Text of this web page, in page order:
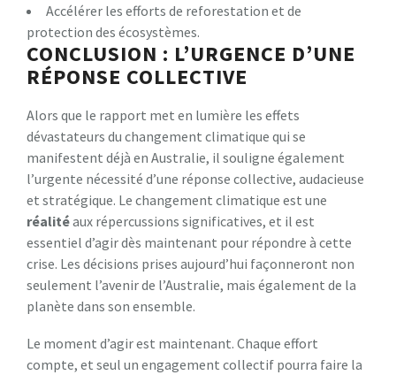
Accélérer les efforts de reforestation et de
protection des écosystèmes.
CONCLUSION : L’URGENCE D’UNE
RÉPONSE COLLECTIVE
Alors que le rapport met en lumière les effets
dévastateurs du changement climatique qui se
manifestent déjà en Australie, il souligne également
l’urgente nécessité d’une réponse collective, audacieuse
et stratégique. Le changement climatique est une
réalitéaux répercussions significatives, et il est
essentiel d’agir dès maintenant pour répondre à cette
crise. Les décisions prises aujourd’hui façonneront non
seulement l’avenir de l’Australie, mais également de la
planète dans son ensemble.
Le moment d’agir est maintenant. Chaque effort
compte, et seul un engagement collectif pourra faire la